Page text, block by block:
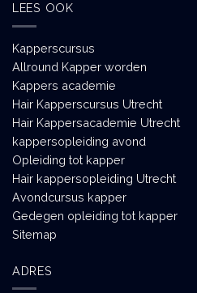
LEES OOK
Kapperscursus
Allround Kapper worden
Kappers academie
Hair Kapperscursus Utrecht
Hair Kappersacademie Utrecht
kappersopleiding avond
Opleiding tot kapper
Hair kappersopleiding Utrecht
Avondcursus kapper
Gedegen opleiding tot kapper
Sitemap
ADRES